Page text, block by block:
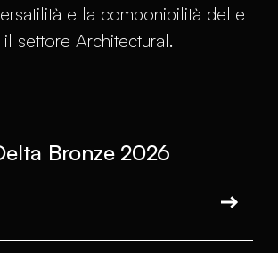
e la componibilità delle
settore Architectural.
Bronze 2026